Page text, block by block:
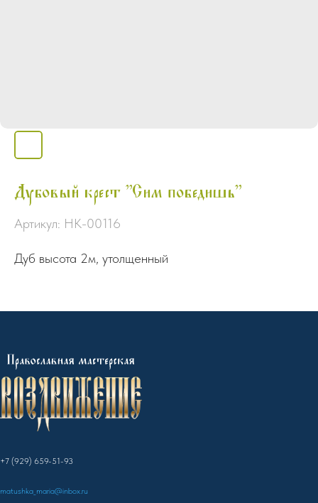
Дубовый крест "Сим победишь"
Артикул: НК-00116
Дуб высота 2м, утолщенный
+7 (929) 659-51-93
matushka_maria@inbox.ru